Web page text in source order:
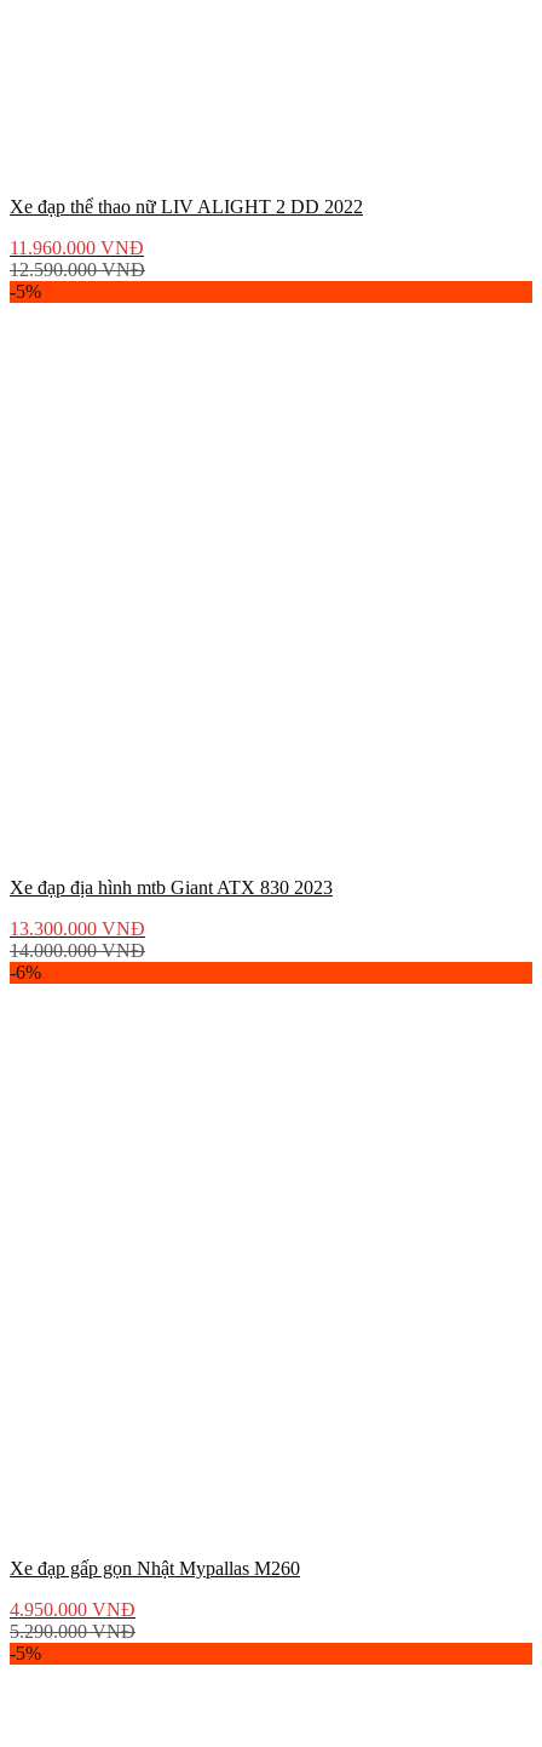
Xe đạp thể thao nữ LIV ALIGHT 2 DD 2022
11.960.000 VNĐ
12.590.000VNĐ
-5%
Xe đạp địa hình mtb Giant ATX 830 2023
13.300.000 VNĐ
14.000.000VNĐ
-6%
Xe đạp gấp gọn Nhật Mypallas M260
4.950.000 VNĐ
5.290.000VNĐ
-5%